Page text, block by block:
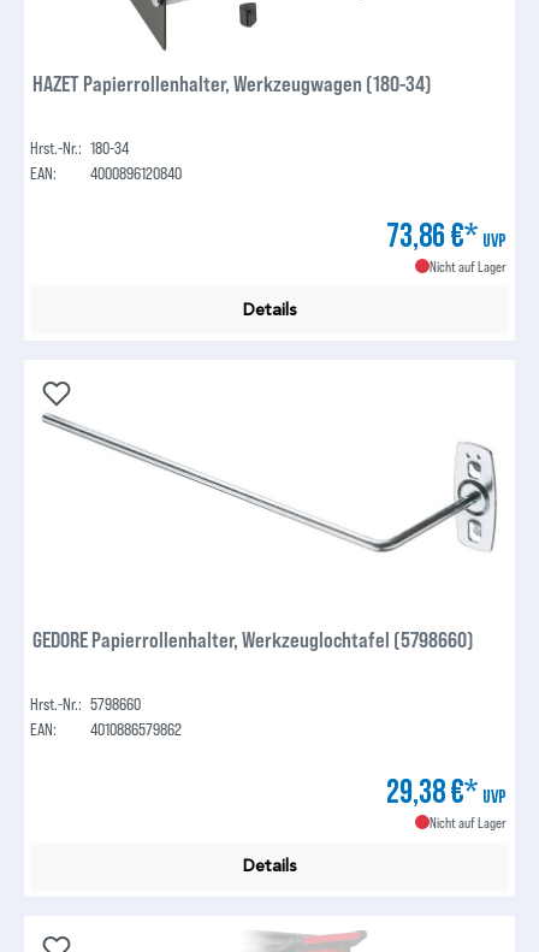
HAZET Papierrollenhalter, Werkzeugwagen (180-34)
Hrst.-Nr.: 180-34
EAN:
4000896120840
73,86 €* UVP
Nicht auf Lager
Details
GEDORE Papierrollenhalter, Werkzeuglochtafel (5798660)
Hrst.-Nr.: 5798660
EAN:
4010886579862
29,38 €* UVP
Nicht auf Lager
Details